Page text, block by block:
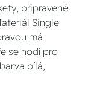
připravené
Single
má
se hodí pro
bílá,